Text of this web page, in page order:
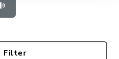
Filter